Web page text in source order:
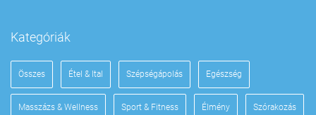
Kategóriák
Összes Étel & Ital Szépségápolás Egészség
Masszázs & Wellness Sport & Fitness Élmény Szórakozás